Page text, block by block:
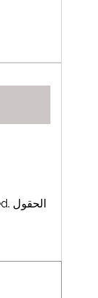
الحقول